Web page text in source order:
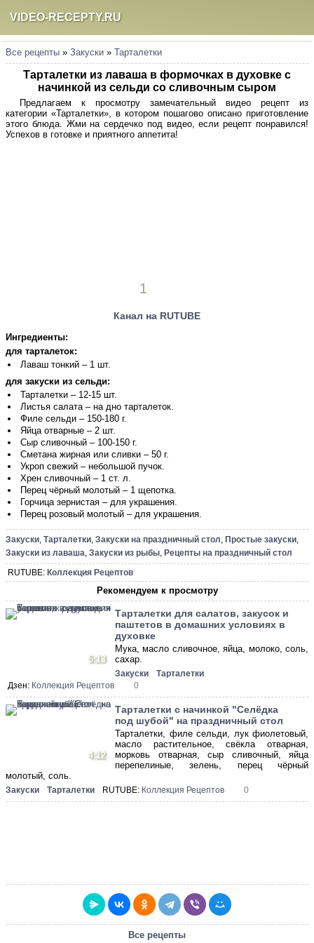
VIDEO-RECEPTY.RU
Все рецепты » Закуски » Тарталетки
Тарталетки из лаваша в формочках в духовке с
начинкой из сельди со сливочным сыром
Предлагаем к просмотру замечательный видео рецепт из
категории «Тарталетки», в котором пошагово описано приготовление
этого блюда. Жми на сердечко под видео, если рецепт понравился!
Успехов в готовке и приятного аппетита!
1
Канал на RUTUBE
Ингредиенты:
для тарталеток:
Лаваш тонкий – 1 шт.
для закуски из сельди:
Тарталетки – 12-15 шт.
Листья салата – на дно тарталеток.
Филе сельди – 150-180 г.
Яйца отварные – 2 шт.
Сыр сливочный – 100-150 г.
Сметана жирная или сливки – 50 г.
Укроп свежий – небольшой пучок.
Хрен сливочный – 1 ст. л.
Перец чёрный молотый – 1 щепотка.
Горчица зернистая – для украшения.
Перец розовый молотый – для украшения.
Закуски, Тарталетки, Закуски на праздничный стол, Простые закуски,
Закуски из лаваша, Закуски из рыбы, Рецепты на праздничный стол
RUTUBE: Коллекция Рецептов
Рекомендуем к просмотру
5:13
Тарталетки для салатов, закусок и
паштетов в домашних условиях в
духовке
Мука, масло сливочное, яйца, молоко, соль,
сахар.
Закуски
Тарталетки
Дзен: Коллекция Рецептов 0
4:12
Тарталетки с начинкой "Селёдка
под шубой" на праздничный стол
Тарталетки, филе сельди, лук фиолетовый,
масло растительное, свёкла отварная,
морковь отварная, сыр сливочный, яйца
перепелиные, зелень, перец чёрный
молотый, соль.
Закуски Тарталетки RUTUBE: Коллекция Рецептов 0
Все рецепты